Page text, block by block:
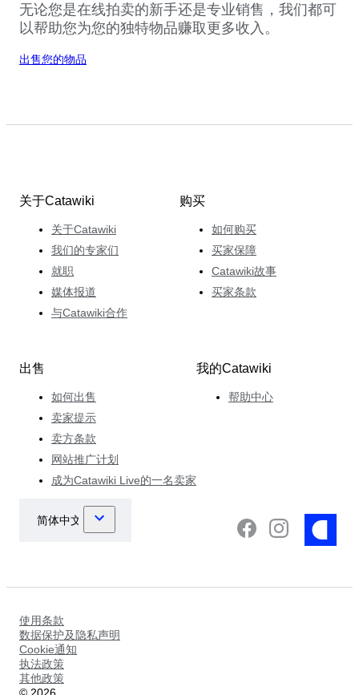
无论您是在线拍卖的新手还是专业销售，我们都可
以帮助您为您的独特物品赚取更多收入。
出售您的物品
关于Catawiki
关于Catawiki
我们的专家们
就职
媒体报道
与Catawiki合作
购买
如何购买
买家保障
Catawiki故事
买家条款
出售
如何出售
卖家提示
卖方条款
网站推广计划
成为Catawiki Live的一名卖家
我的Catawiki
帮助中心
使用条款
数据保护及隐私声明
Cookie通知
执法政策
其他政策